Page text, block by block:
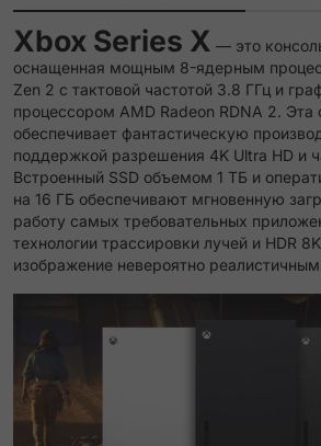
Xbox Series X — это
оснащенная мощным 8-ядерным
Zen 2 с тактовой частотой 3.8 ГГц и
процессором AMD Radeon RDNA 2. Эта
обеспечивает фантастическую
поддержкой разрешения 4K Ultra HD и
Встроенный SSD объемом 1 ТБ и
на 16 ГБ обеспечивают мгновенную
работу самых требовательных
технологии трассировки лучей и HDR
изображение невероятно